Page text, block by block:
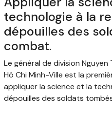
technologie à la
dépouilles des
combat.
Le général de division
Hô Chi Minh-Ville est la
appliquer la science et la
dépouilles des soldats